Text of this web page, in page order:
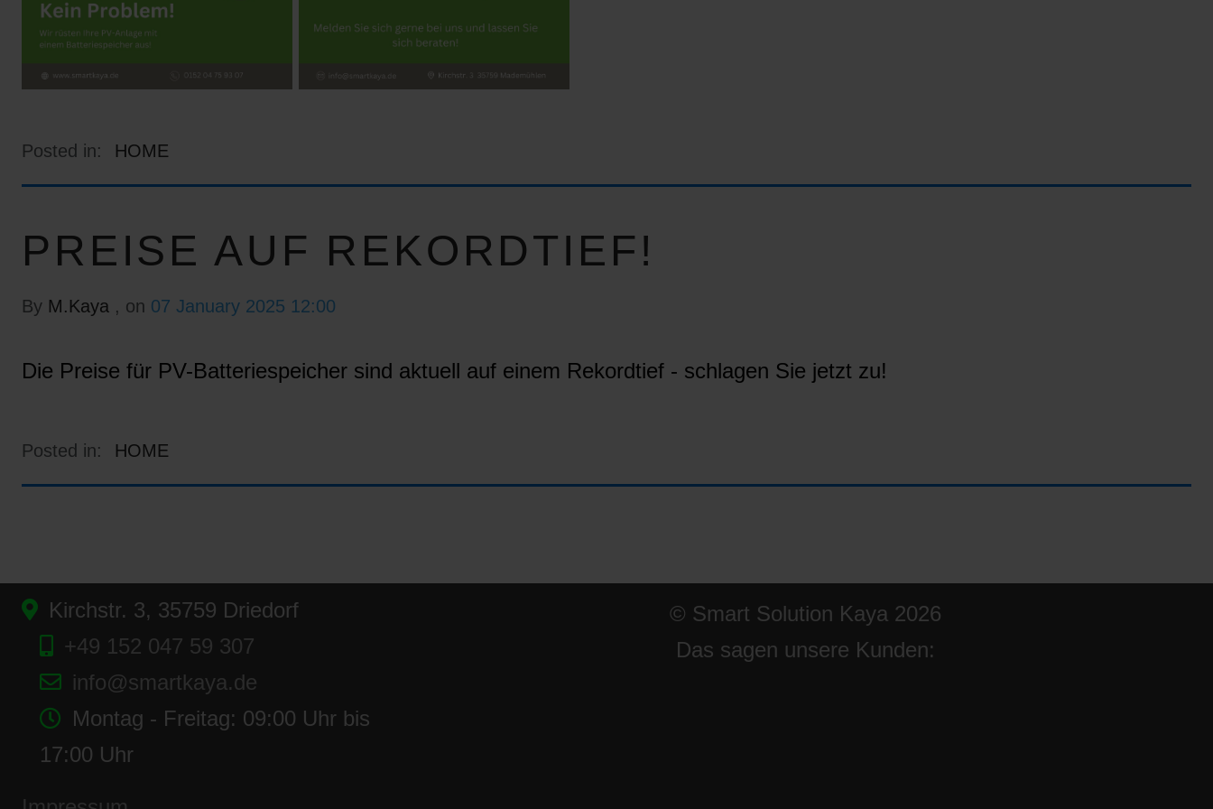
Posted in: HOME
PREISE AUF REKORDTIEF!
By M.Kaya , on 07 January 2025 12:00
Die Preise für PV-Batteriespeicher sind aktuell auf einem Rekordtief - schlagen Sie jetzt zu!
Posted in: HOME
Kirchstr. 3, 35759 Driedorf
+49 152 047 59 307
info@smartkaya.de
Montag - Freitag: 09:00 Uhr bis
17:00 Uhr
© Smart Solution Kaya 2026
Das sagen unsere Kunden: